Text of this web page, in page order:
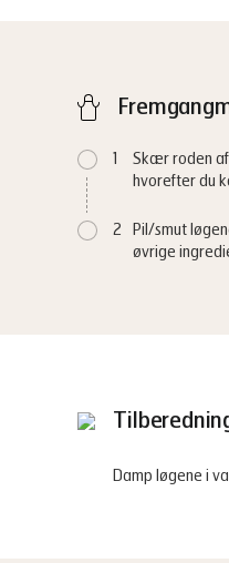
1
Skær roden af
hvorefter du
2
Pil/smut
øvrige
Damp løgene i